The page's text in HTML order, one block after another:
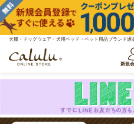
犬服・ドッグウェア・犬用ベッド・ペット用品ブランド通
新規